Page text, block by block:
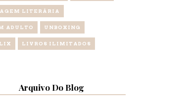
LITERÁRIA
ADULTO UNBOXING
LIVROS ILIMITADOS
Arquivo Do Blog